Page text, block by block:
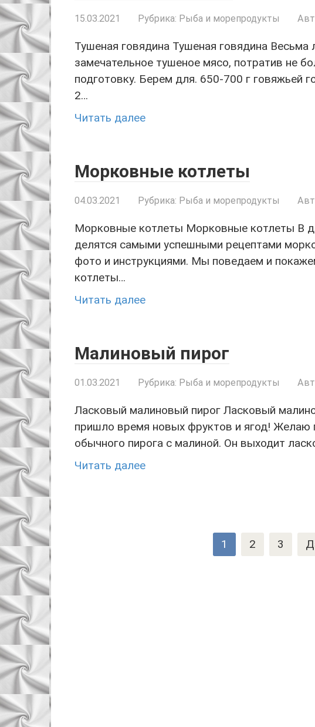
15.03.2021 Рубрика: Рыба и морепродукты
Тушеная говядина Тушеная говядина Весьма
замечательное тушеное мясо, потратив не
подготовку. Берем для. 650-700 г говяжьей
2…
Читать далее
Морковные котлеты
04.03.2021 Рубрика: Рыба и морепродукты
Морковные котлеты Морковные котлеты В
делятся самыми успешными рецептами
фото и инструкциями. Мы поведаем и
котлеты…
Читать далее
Малиновый пирог
01.03.2021 Рубрика: Рыба и морепродукты
Ласковый малиновый пирог Ласковый
пришло время новых фруктов и ягод! Желаю
обычного пирога с малиной. Он выходит
Читать далее
1 2 3